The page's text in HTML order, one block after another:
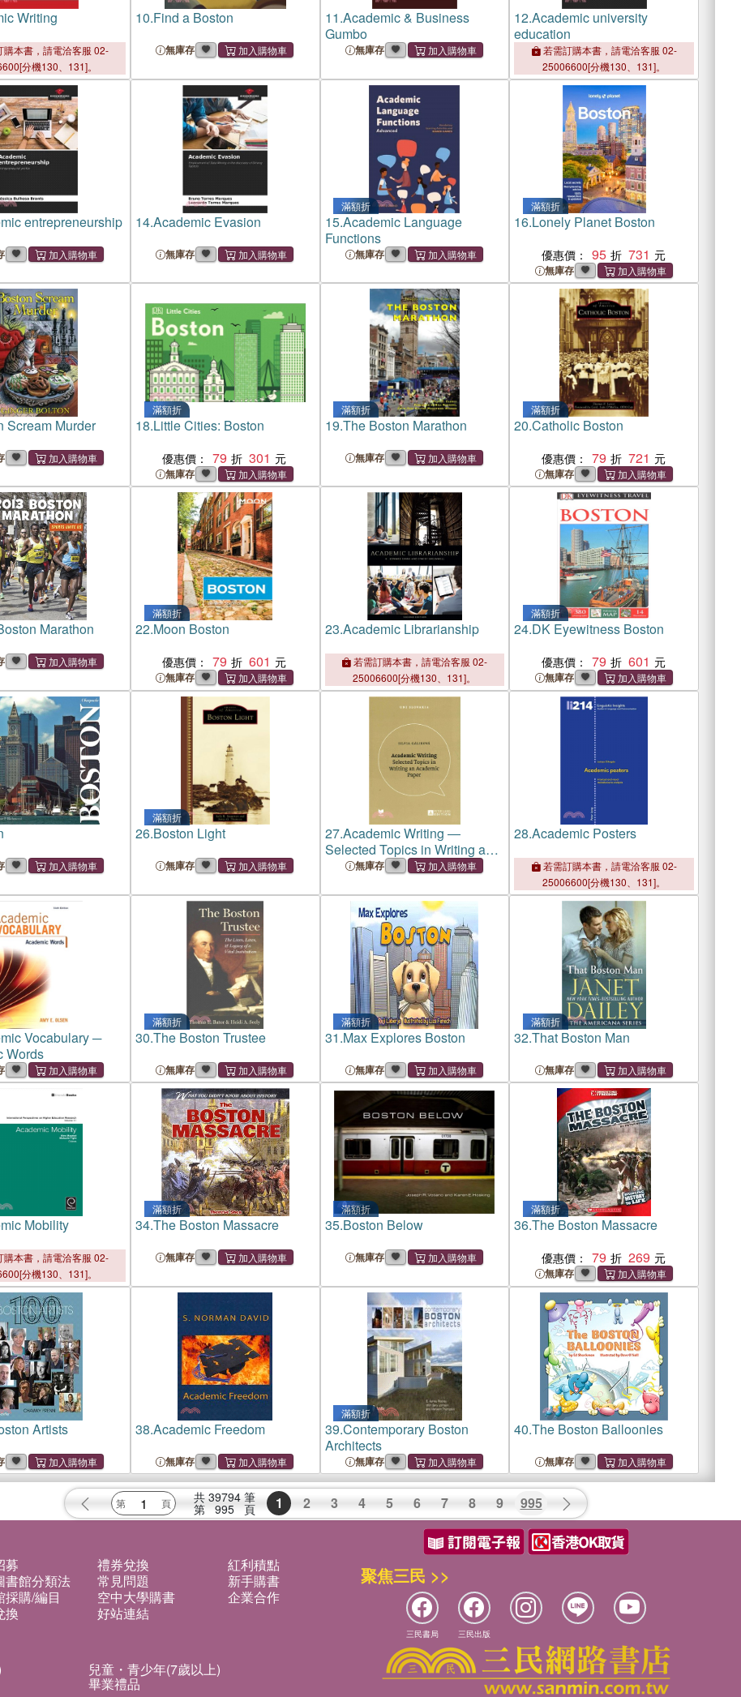
Writing
本書，請電洽客服 02-
分機130、131]。
10.Find a Boston
無庫存
11.Academic & Business
Gumbo
無庫存
12.Academic university
education
若需訂購本書，請電洽客服 02-
25006600[分機130、131]。
entrepreneurship 14.Academic Evasion
無庫存
滿額折
15.Academic Language
Functions
無庫存
滿額折
16.Lonely Planet Boston
優惠價： 95 731
無庫存
Scream Murder
滿額折
18.Little Cities: Boston
優惠價： 79 301
無庫存
滿額折
19.The Boston Marathon
無庫存
滿額折
20.Catholic Boston
優惠價： 79 721
無庫存
Marathon
滿額折
22.Moon Boston
優惠價： 79 601
無庫存
23.Academic Librarianship
若需訂購本書，請電洽客服 02-
25006600[分機130、131]。
滿額折
24.DK Eyewitness Boston
優惠價： 79 601
無庫存
滿額折
26.Boston Light
無庫存
27.Academic Writing ―
Selected Topics in Writing an
Academic Paper
無庫存
28.Academic Posters
若需訂購本書，請電洽客服 02-
25006600[分機130、131]。
Vocabulary ─
Words
滿額折
30.The Boston Trustee
無庫存
滿額折
31.Max Explores Boston
無庫存
滿額折
32.That Boston Man
無庫存
Mobility
本書，請電洽客服 02-
分機130、131]。
滿額折
34.The Boston Massacre
無庫存
滿額折
35.Boston Below
無庫存
滿額折
36.The Boston Massacre
優惠價： 79 269
無庫存
Artists 38.Academic Freedom
無庫存
滿額折
39.Contemporary Boston
Architects
無庫存
40.The Boston Balloonies
無庫存
共 39794 筆
第 995 頁 1 2 3 4 5 6 7 8 9 995
募 禮券兌換
紅利積點
書館分類法 常見問題
新手購書
採購/編目 空中大學購書
企業合作
換 好站連結
兒童・青少年(7歲以上)
畢業禮品
聚焦三民 >>
三民書局 三民出版